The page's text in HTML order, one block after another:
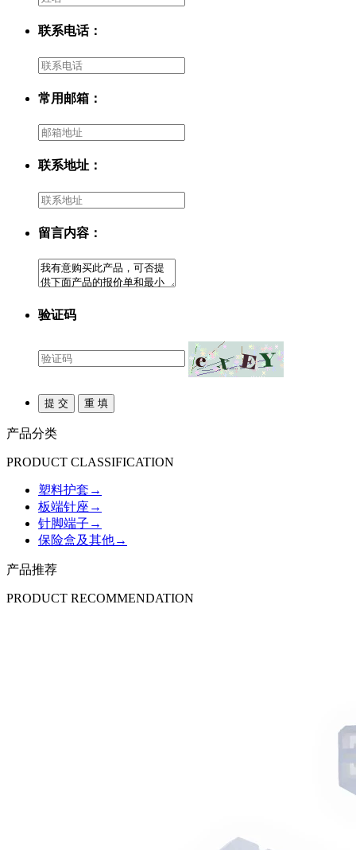
联系电话：
常用邮箱：
联系地址：
留言内容：
验证码
产品分类
PRODUCT CLASSIFICATION
塑料护套 →
板端针座 →
针脚端子 →
保险盒及其他→
产品推荐
PRODUCT RECOMMENDATION